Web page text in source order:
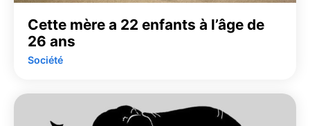
Cette mère a 22 enfants à l’âge de
26 ans
Société